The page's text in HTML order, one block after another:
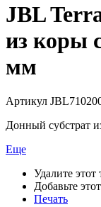
JBL
из коры
мм
Артикул
Донный субстрат
Еще
Удалите этот
Добавьте
Печать